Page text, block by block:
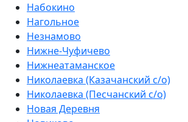
Набокино
Нагольное
Незнамово
Нижне-Чуфичево
Нижнеатаманское
Николаевка (Казачанский с/о)
Николаевка (Песчанский с/о)
Новая Деревня